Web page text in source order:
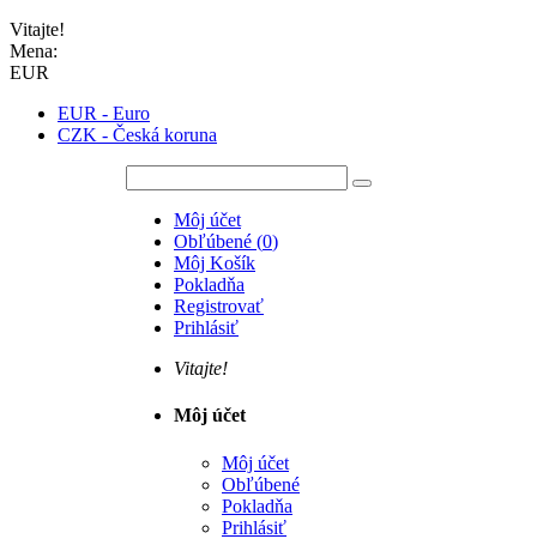
Vitajte!
Mena:
EUR
EUR - Euro
CZK - Česká koruna
Môj účet
Obľúbené (0)
Môj Košík
Pokladňa
Registrovať
Prihlásiť
Vitajte!
Môj účet
Môj účet
Obľúbené
Pokladňa
Prihlásiť